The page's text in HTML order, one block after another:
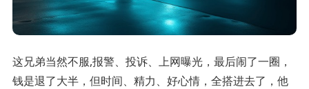
这兄弟当然不服,报警、投诉、上网曝光，最后闹了一圈，
钱是退了大半，但时间、精力、好心情，全搭进去了，他